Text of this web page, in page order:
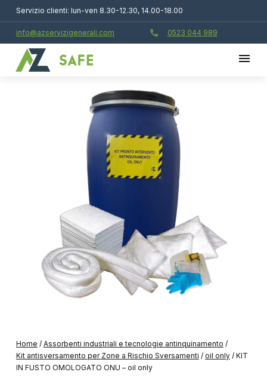
Servizio clienti: lun-ven 8.30-12.30, 14.00-18.00
info@azservizigenerali.com call 0523 044 989
Home / Assorbenti industriali e tecnologie antinquinamento /
Kit antisversamento per Zone a Rischio Sversamenti / oil only / KIT
IN FUSTO OMOLOGATO ONU – oil only